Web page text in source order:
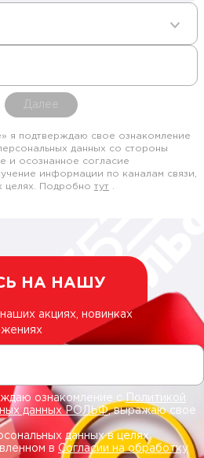
Далее
я подтверждаю свое ознакомление
данных со стороны
осознанное согласие
информации по каналам связи,
целях. Подробно тут
НА НАШУ
акциях, новинках
ознакомление сПолитикой
данных РОЛЬФ, выражаю свое
данных в целях
в Согласии на обработку